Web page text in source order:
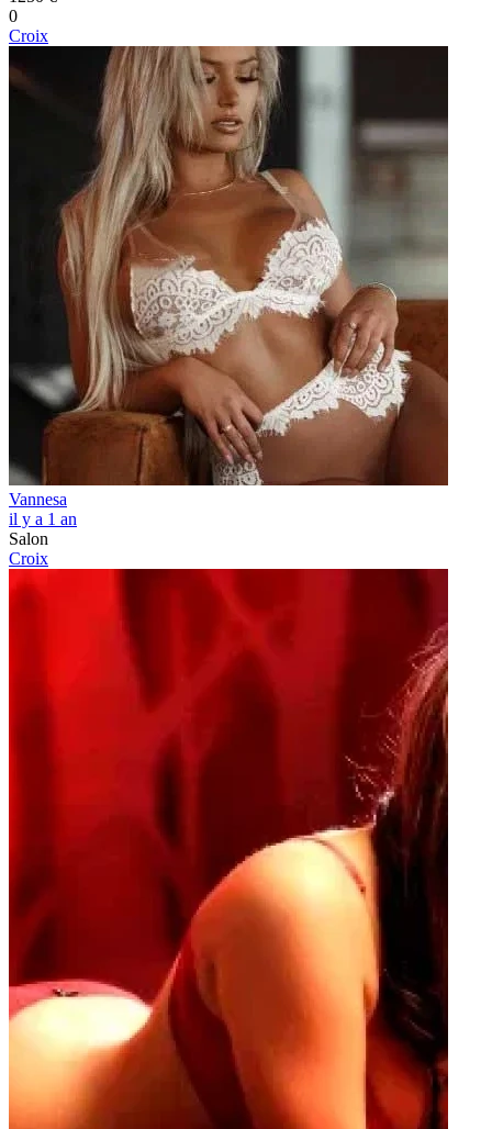
0
Croix
Vannesa
il y a 1 an
Salon
Croix